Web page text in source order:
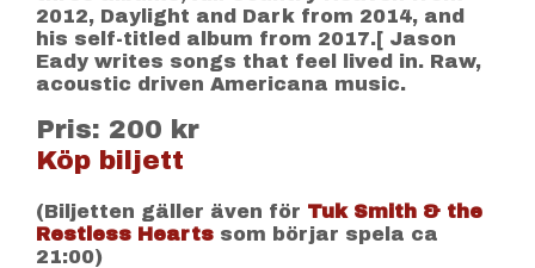
2012, Daylight and Dark from 2014, and
his self-titled album from 2017.[ Jason
Eady writes songs that feel lived in. Raw,
acoustic driven Americana music.
Pris: 200 kr
Köp biljett
(Biljetten gäller även för Tuk Smith & the
Restless Hearts som börjar spela ca
21:00)